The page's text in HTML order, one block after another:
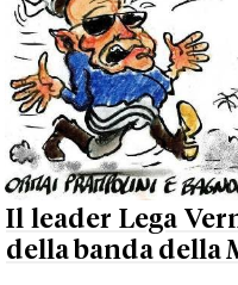
Il leader Lega
della banda della